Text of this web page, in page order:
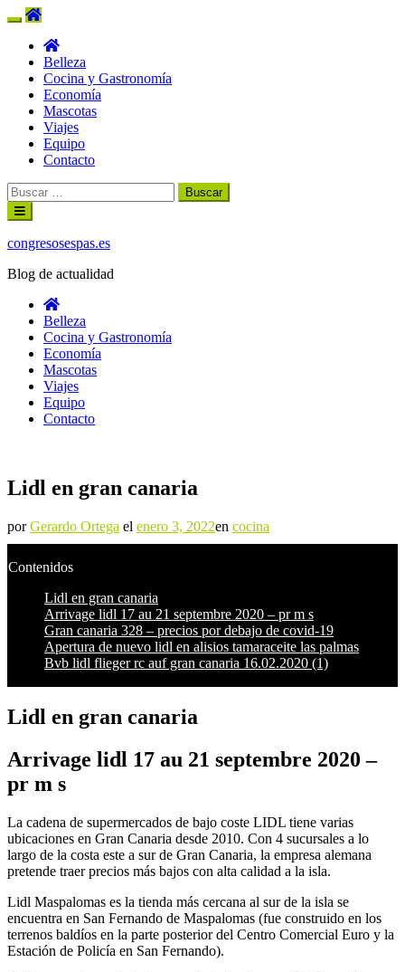
Belleza
Cocina y Gastronomía
Economía
Mascotas
Viajes
Equipo
Contacto
Buscar:
Ir
al
contenido
congresosespas.es
Blog de actualidad
Belleza
Cocina y Gastronomía
Economía
Mascotas
Viajes
Equipo
Contacto
Lidl en gran canaria
porGerardo Ortega el enero 3, 2022en cocina
Contenidos
Lidl en gran canaria
Arrivage lidl 17 au 21 septembre 2020 – pr m s
Gran canaria 328 – precios por debajo de covid-19
Apertura de nuevo lidl en alisios tamaraceite las palmas
Bvb lidl flieger rc auf gran canaria 16.02.2020 (1)
Lidl en gran canaria
Arrivage lidl 17 au 21 septembre 2020 –
pr m s
La cadena de supermercados de bajo coste LIDL tiene varias
ubicaciones en Gran Canaria desde 2010. Con 4 sucursales a lo
largo de la costa este a sur de Gran Canaria, la empresa alemana
pretende traer precios más bajos con alta calidad a la isla.
Lidl Maspalomas es la tienda más cercana al sur de la isla se
encuentra en San Fernando de Maspalomas (fue construido en los
terrenos baldíos en la parte posterior del Centro Comercial Euro y la
Estación de Policía en San Fernando).